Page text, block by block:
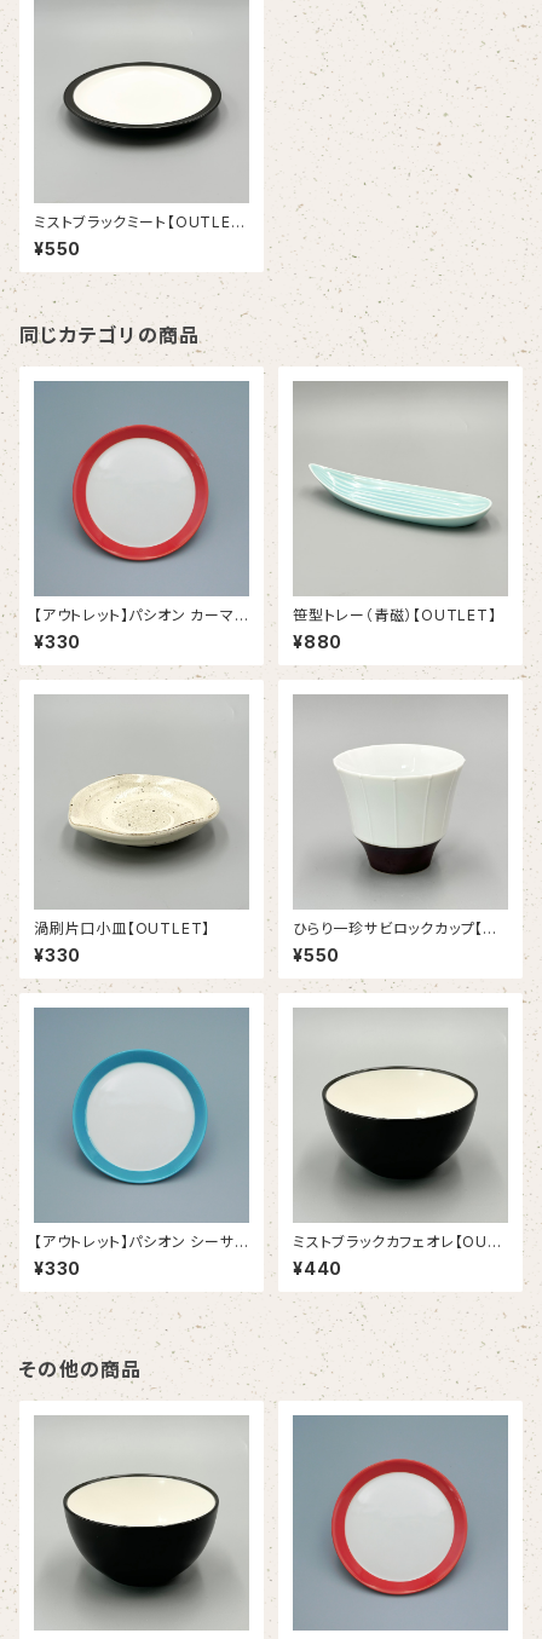
ミストブラックミート【OUTLE
T】
¥550
同じカテゴリの商品
【アウトレット】パシオン カーマイ
ンレッド １９.５ｃｍプレート（3
8/12340006B）
¥330
笹型トレー（青磁）【OUTLET】
¥880
渦刷片口小皿【OUTLET】
¥330
ひらり一珍サビロックカップ【OU
TLET】
¥550
【アウトレット】パシオン シーサイ
ドブルー １９.５ｃｍプレート（3
8/12386006B）
¥330
ミストブラックカフェオレ【OUT
LET】
¥440
その他の商品